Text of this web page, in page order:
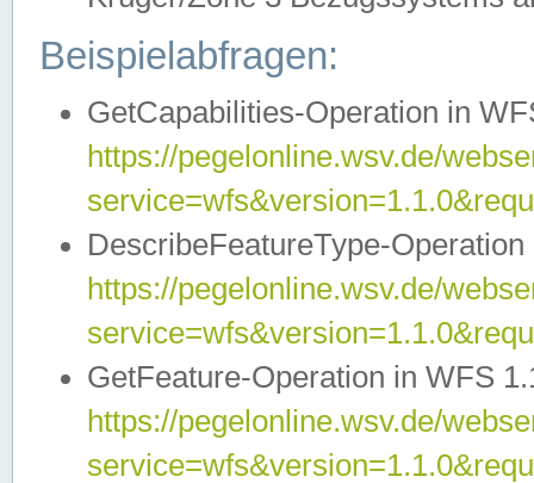
Beispielabfragen:
GetCapabilities-Operation in
https://pegelonline.wsv.de/
DescribeFeatureType-
https://pegelonline.wsv.de/
GetFeature-Operation in WFS
https://pegelonline.wsv.de/